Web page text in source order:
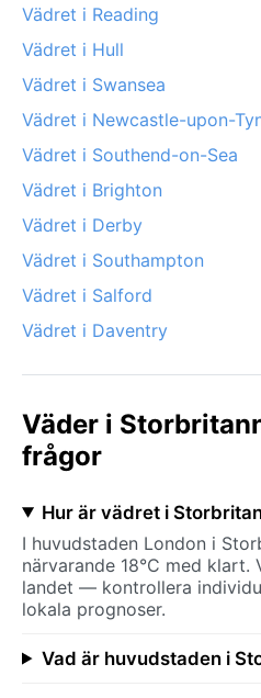
Vädret i Reading
Vädret i Hull
Vädret i Swansea
Vädret i Newcastle-upon-
Vädret i Southend-on-Sea
Vädret i Brighton
Vädret i Derby
Vädret i Southampton
Vädret i Salford
Vädret i Daventry
Väder i
frågor
Hur är vädret i
I huvudstaden London i
närvarande 18°C med klart.
landet — kontrollera
lokala prognoser.
Vad är huvudstaden i